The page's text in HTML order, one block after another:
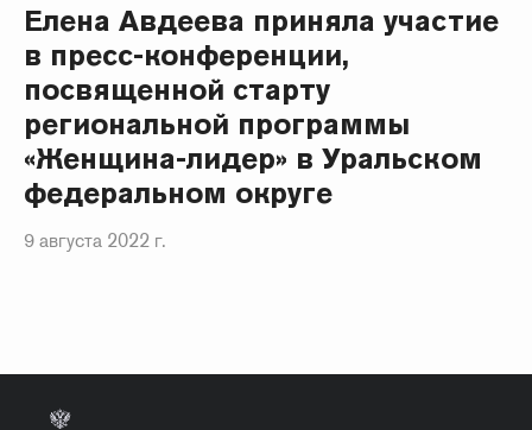
Елена Авдеева приняла участие
в пресс-конференции,
посвященной старту
региональной программы
«Женщина-лидер» в Уральском
федеральном округе
9 августа 2022 г.